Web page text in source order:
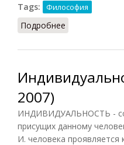
Tags:
Философия
Подробнее
2007)
ИНДИВИДУАЛЬНОСТЬ -
присущих данному
И. человека проявляется